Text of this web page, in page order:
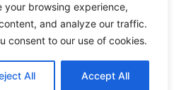
your browsing experience,
and analyze our traffic.
consent to our use of cookies.
All Accept All